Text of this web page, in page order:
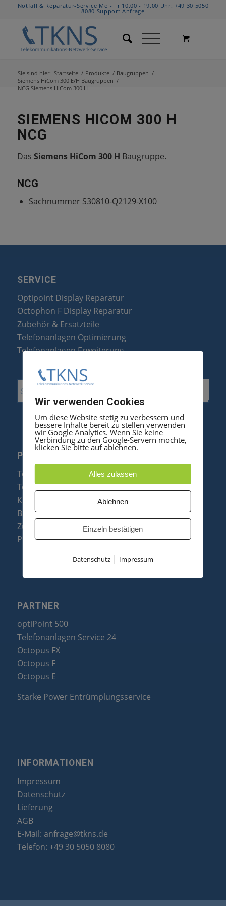
Notfall & Reparatur-Service Mo - Fr 10.00 - 19.00 Uhr:+49 30 5050
8080 Support Anfrage
Sie sind hier: Startseite / Produkte / Baugruppen /
Siemens HiCom 300 E/H Baugruppen /
NCG Siemens HiCom 300 H
SIEMENS HICOM 300 H
NCG
Das Siemens HiCom 300 H Baugruppe.
NCG
Sachnummer S30810-Q2129-X100
SERVICE
Optipoint Display Reparatur
Octophon F Display Reparatur
Zubehör & Ersatzteile
Telefonanlagen Optimierung
Telefonanlagen Erweiterung
PRODUKTE
Telefonanlagen
Telefone
Konftel Konferenztelefone
Baugruppen
Zubehör & Ersatzteile
Produktzusammenfassung
PARTNER
optiPoint 500
Telefonanlagen Service 24
Octopus FX
Octopus F
Octopus E
Starke Power Entrümplungsservice
INFORMATIONEN
Impressum
Datenschutz
Lieferung
AGB
E-Mail: anfrage@tkns.de
Telefon: +49 30 5050 8080
Wir verwenden Cookies
Um diese Website stetig zu verbessern und
bessere Inhalte bereit zu stellen verwenden
wir Google Analytics. Wenn Sie keine
Verbindung zu den Google-Servern möchte,
klicken Sie bitte auf ablehnen.
Alles zulassen
Ablehnen
Einzeln bestätigen
Datenschutz| Impressum